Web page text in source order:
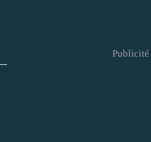
Publicité